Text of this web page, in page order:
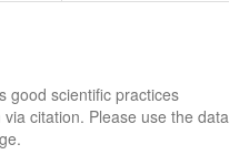
good scientific practices
citation. Please use the data